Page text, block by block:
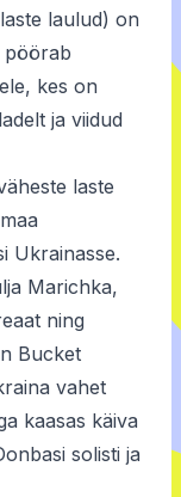
laulud) on
pöörab
kes on
ja viidud
laste
Ukrainasse.
Marichka,
ning
Bucket
vahet
kaasas käiva
solisti ja